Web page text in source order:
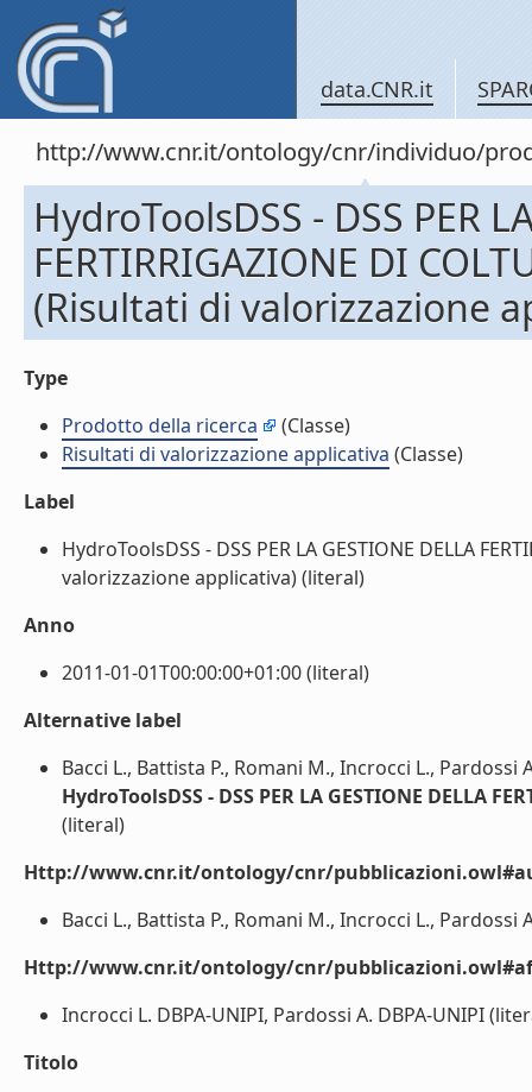
data.CNR.it
http://www.cnr.it/ontology/cnr/individuo/
HydroToolsDSS - DSS PER
FERTIRRIGAZIONE DI
(Risultati di valorizzazione
Type
Prodotto della ricerca
(Classe)
Risultati di valorizzazione applicativa (Classe)
Label
HydroToolsDSS - DSS PER LA GESTIONE DELLA
valorizzazione applicativa) (literal)
Anno
2011-01-01T00:00:00+01:00 (literal)
Alternative label
Bacci L., Battista P., Romani M., Incrocci L., Pardossi
HydroToolsDSS - DSS PER LA GESTIONE DELLA
(literal)
Http://www.cnr.it/ontology/cnr/
Bacci L., Battista P., Romani M., Incrocci L., Pardossi
Http://www.cnr.it/ontology/cnr/
Incrocci L. DBPA-UNIPI, Pardossi A. DBPA-UNIPI
Titolo